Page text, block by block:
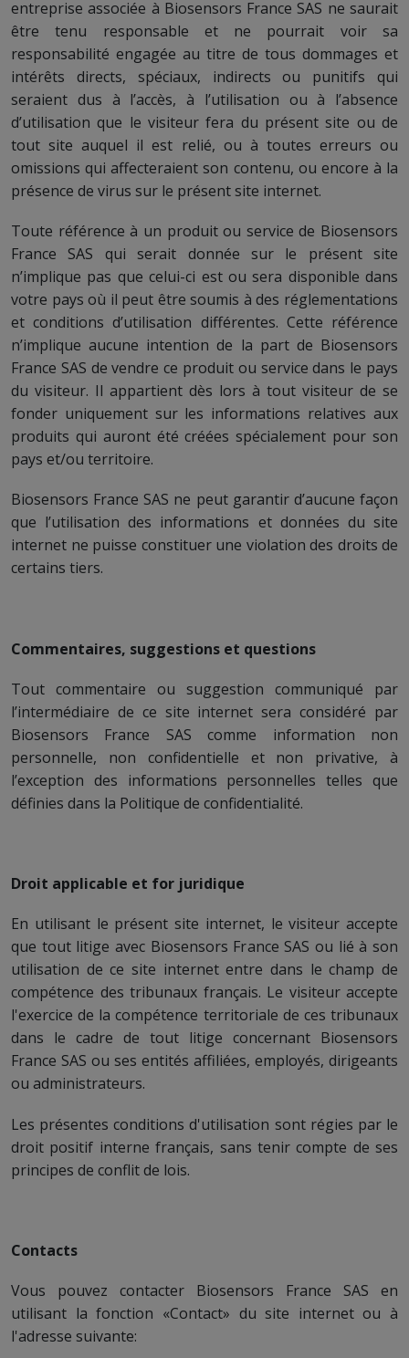
entreprise associée à Biosensors France SAS ne saurait
être tenu responsable et ne pourrait voir sa
responsabilité engagée au titre de tous dommages et
intérêts directs, spéciaux, indirects ou punitifs qui
seraient dus à l’accès, à l’utilisation ou à l’absence
d’utilisation que le visiteur fera du présent site ou de
tout site auquel il est relié, ou à toutes erreurs ou
omissions qui affecteraient son contenu, ou encore à la
présence de virus sur le présent site internet.
Toute référence à un produit ou service de Biosensors
France SAS qui serait donnée sur le présent site
n’implique pas que celui-ci est ou sera disponible dans
votre pays où il peut être soumis à des réglementations
et conditions d’utilisation différentes. Cette référence
n’implique aucune intention de la part de Biosensors
France SAS de vendre ce produit ou service dans le pays
du visiteur. Il appartient dès lors à tout visiteur de se
fonder uniquement sur les informations relatives aux
produits qui auront été créées spécialement pour son
pays et/ou territoire.
Biosensors France SAS ne peut garantir d’aucune façon
que l’utilisation des informations et données du site
internet ne puisse constituer une violation des droits de
certains tiers.
Commentaires, suggestions et questions
Tout commentaire ou suggestion communiqué par
l’intermédiaire de ce site internet sera considéré par
Biosensors France SAS comme information non
personnelle, non confidentielle et non privative, à
l’exception des informations personnelles telles que
définies dans la Politique de confidentialité.
Droit applicable et for juridique
En utilisant le présent site internet, le visiteur accepte
que tout litige avec Biosensors France SAS ou lié à son
utilisation de ce site internet entre dans le champ de
compétence des tribunaux français. Le visiteur accepte
l'exercice de la compétence territoriale de ces tribunaux
dans le cadre de tout litige concernant Biosensors
France SAS ou ses entités affiliées, employés, dirigeants
ou administrateurs.
Les présentes conditions d'utilisation sont régies par le
droit positif interne français, sans tenir compte de ses
principes de conflit de lois.
Contacts
Vous pouvez contacter Biosensors France SAS en
utilisant la fonction «Contact» du site internet ou à
l'adresse suivante: